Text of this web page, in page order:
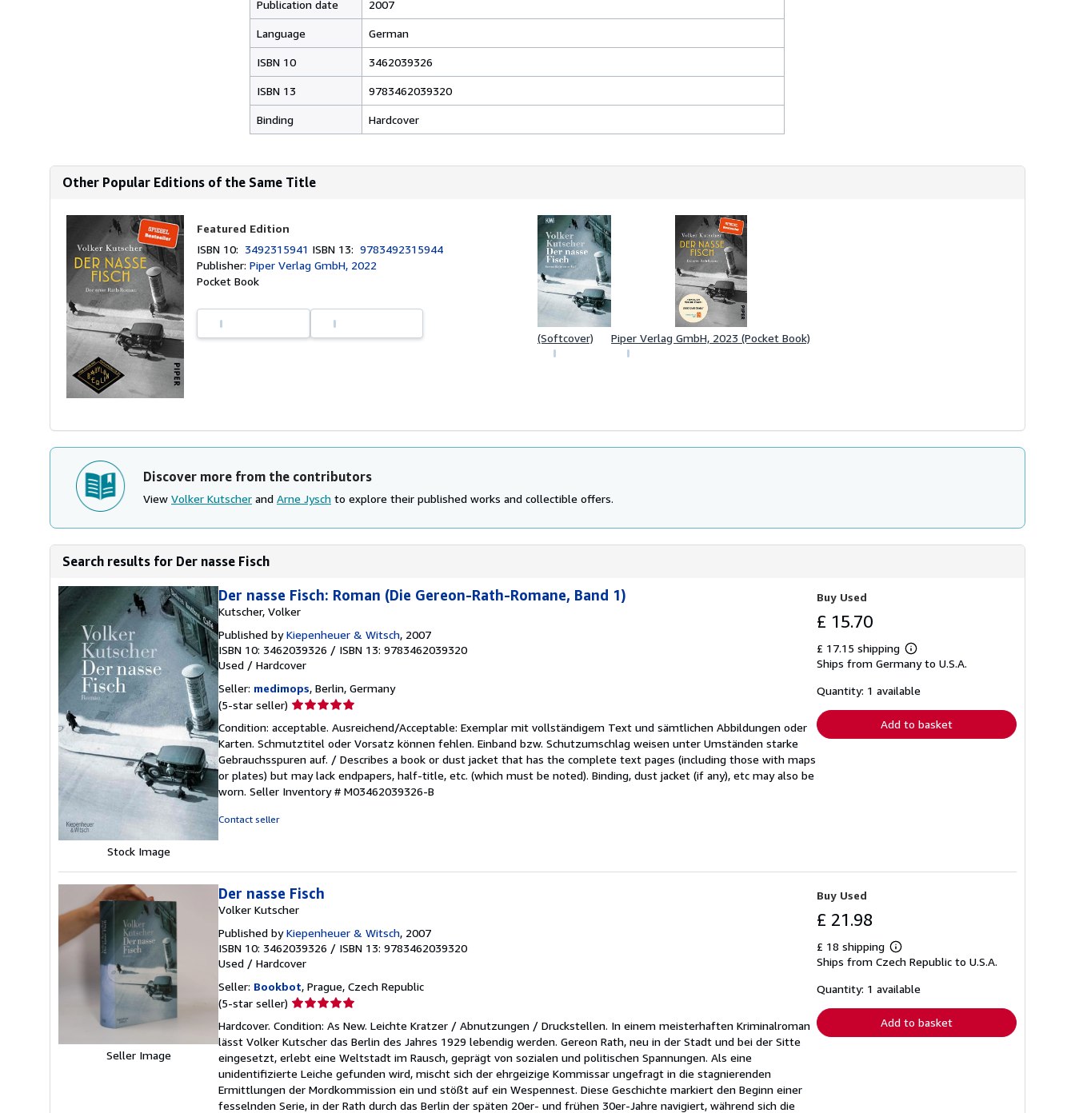
Publication date 2007
Language German
ISBN 10 3462039326
ISBN 13 9783462039320
Binding Hardcover
Other Popular Editions of the Same Title
Featured Edition
ISBN 10: 3492315941 ISBN 13:9783492315944
Publisher:Piper Verlag GmbH, 2022
Pocket Book
(Softcover) Piper Verlag GmbH, 2023 (Pocket Book)
Discover more from the contributors
View Volker Kutscher and Arne Jysch to explore their published works and collectible offers.
Search results for Der nasse Fisch
Stock Image
Der nasse Fisch: Roman (Die Gereon-Rath-Romane, Band 1)
Kutscher, Volker
Published byKiepenheuer & Witsch, 2007
ISBN 10: 3462039326 / ISBN 13: 9783462039320
Used / Hardcover
Seller: medimops, Berlin, Germany
(5-star seller) Seller
5
out
of
5
stars
Condition: acceptable. Ausreichend/Acceptable: Exemplar mit vollständigem Text und sämtlichen Abbildungen oder
Karten. Schmutztitel oder Vorsatz können fehlen. Einband bzw. Schutzumschlag weisen unter Umständen starke
Gebrauchsspuren auf. / Describes a book or dust jacket that has the complete text pages (including those with maps
or plates) but may lack endpapers, half-title, etc. (which must be noted). Binding, dust jacket (if any), etc may also be
worn. Seller Inventory # M03462039326-B
Contact seller
Buy Used
£ 15.70
£ 17.15 shipping
Learn
more
shipping
Ships from Germany to U.S.A.
Quantity: 1 available
Add to basket
Seller Image
Der nasse Fisch
Volker Kutscher
Published byKiepenheuer & Witsch, 2007
ISBN 10: 3462039326 / ISBN 13: 9783462039320
Used / Hardcover
Seller: Bookbot, Prague, Czech Republic
(5-star seller) Seller
5
out
of
5
stars
Hardcover. Condition: As New. Leichte Kratzer / Abnutzungen / Druckstellen. In einem meisterhaften Kriminalroman
lässt Volker Kutscher das Berlin des Jahres 1929 lebendig werden. Gereon Rath, neu in der Stadt und bei der Sitte
eingesetzt, erlebt eine Weltstadt im Rausch, geprägt von sozialen und politischen Spannungen. Als eine
unidentifizierte Leiche gefunden wird, mischt sich der ehrgeizige Kommissar ungefragt in die stagnierenden
Ermittlungen der Mordkommission ein und stößt auf ein Wespennest. Diese Geschichte markiert den Beginn einer
fesselnden Serie, in der Rath durch das Berlin der späten 20er- und frühen 30er-Jahre navigiert, während sich die
Buy Used
£ 21.98
£ 18 shipping
Learn
more
shipping
Ships from Czech Republic to U.S.A.
Quantity: 1 available
Add to basket